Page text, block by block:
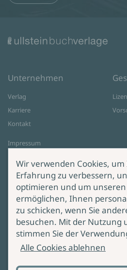
Unternehmen
Verlag
Karriere
Kontakt
Impressum
Cookie-Einstellungen
AGB Online Shop
Service
Lieferung & Versand
Bei
Wir verwenden Cookies,
Erfahrung zu verbessern,
optimieren und um
ermöglichen, Ihnen
zu schicken, wenn Sie
besuchen. Mit der Nutzung
stimmen Sie der
Alle Cookies ablehnen